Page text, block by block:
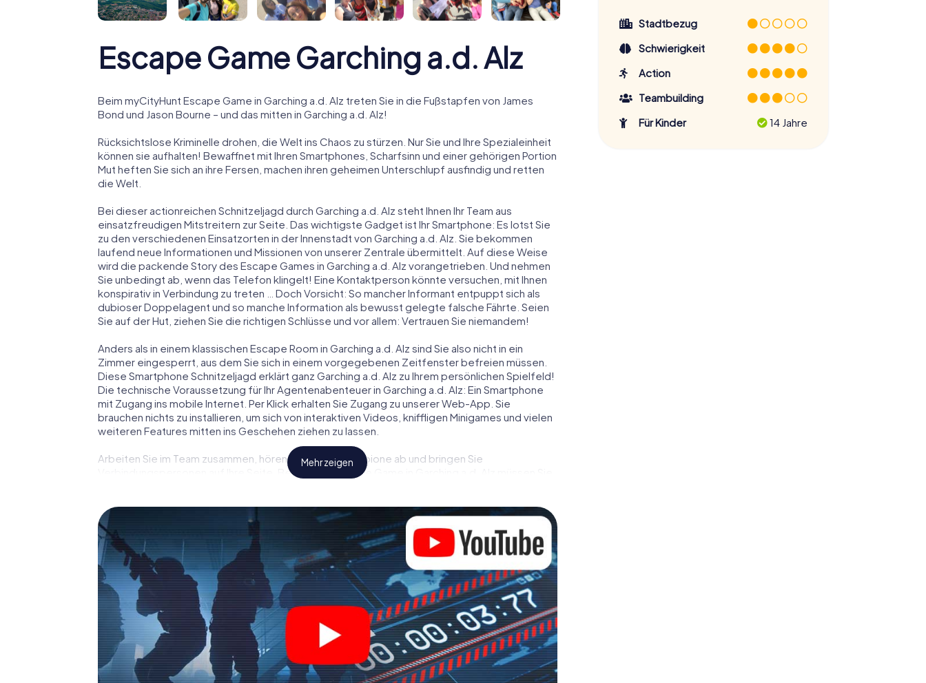
Escape Game Garching a.d. Alz
Beim myCityHunt Escape Game in Garching a.d. Alz treten Sie in die Fußstapfen von James
Bond und Jason Bourne – und das mitten in Garching a.d. Alz!
Rücksichtslose Kriminelle drohen, die Welt ins Chaos zu stürzen. Nur Sie und Ihre Spezialeinheit
können sie aufhalten! Bewaffnet mit Ihren Smartphones, Scharfsinn und einer gehörigen Portion
Mut heften Sie sich an ihre Fersen, machen ihren geheimen Unterschlupf ausfindig und retten
die Welt.
Bei dieser actionreichen Schnitzeljagd durch Garching a.d. Alz steht Ihnen Ihr Team aus
einsatzfreudigen Mitstreitern zur Seite. Das wichtigste Gadget ist Ihr Smartphone: Es lotst Sie
zu den verschiedenen Einsatzorten in der Innenstadt von Garching a.d. Alz. Sie bekommen
laufend neue Informationen und Missionen von unserer Zentrale übermittelt. Auf diese Weise
wird die packende Story des Escape Games in Garching a.d. Alz vorangetrieben. Und nehmen
Sie unbedingt ab, wenn das Telefon klingelt! Eine Kontaktperson könnte versuchen, mit Ihnen
konspirativ in Verbindung zu treten … Doch Vorsicht: So mancher Informant entpuppt sich als
dubioser Doppelagent und so manche Information als bewusst gelegte falsche Fährte. Seien
Sie auf der Hut, ziehen Sie die richtigen Schlüsse und vor allem: Vertrauen Sie niemandem!
Anders als in einem klassischen Escape Room in Garching a.d. Alz sind Sie also nicht in ein
Zimmer eingesperrt, aus dem Sie sich in einem vorgegebenen Zeitfenster befreien müssen.
Diese Smartphone Schnitzeljagd erklärt ganz Garching a.d. Alz zu Ihrem persönlichen Spielfeld!
Die technische Voraussetzung für Ihr Agentenabenteuer in Garching a.d. Alz: Ein Smartphone
mit Zugang ins mobile Internet. Per Klick erhalten Sie Zugang zu unserer Web-App. Sie
brauchen nichts zu installieren, um sich von interaktiven Videos, kniffligen Minigames und vielen
weiteren Features mitten ins Geschehen ziehen zu lassen.
Arbeiten Sie im Team zusammen, hören Sie feindliche Spione ab und bringen Sie
Verbindungspersonen auf Ihre Seite. Bei diesem Escape Game in Garching a.d. Alz müssen Sie
Team im Highscore von Garching a.d. Alz und erhalten Zugang zu Ihrer ganz persönlichen
Bildergalerie. Das myCityHunt Escape Game macht Garching a.d. Alz zu Ihrem ganz
persönlichen Erlebnisspielplatz. Holen Sie sich Ihre Tickets in die Welt der Spionage und
Geheimagenten und verwandeln Sie Garching a.d. Alz in einen Outdoor Escape Room!
Mehr zeigen
Stadtbezug
Schwierigkeit
Action
Teambuilding
Für Kinder
14 Jahre